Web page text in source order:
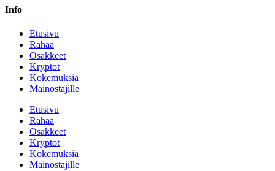
Info
Etusivu
Rahaa
Osakkeet
Kryptot
Kokemuksia
Mainostajille
Etusivu
Rahaa
Osakkeet
Kryptot
Kokemuksia
Mainostajille